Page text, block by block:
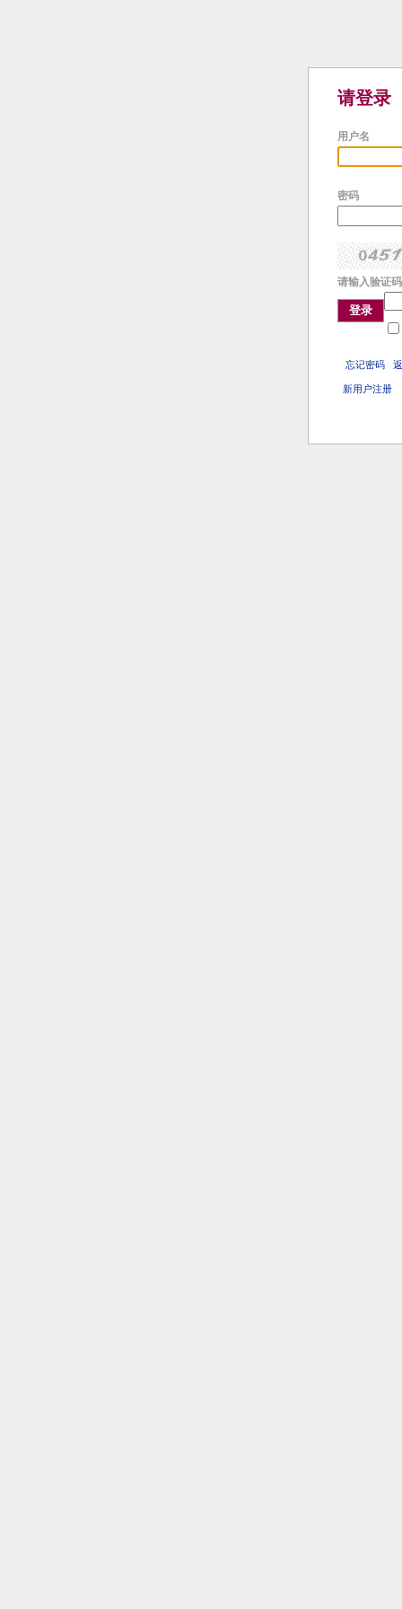
请登录
用户名
密码
请输入验证
登录
忘记密码
新用户注册